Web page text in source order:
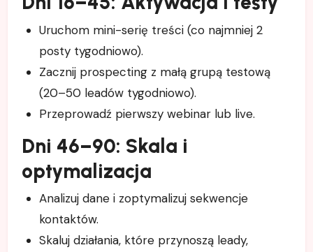
Uruchom mini-serię treści (co najmniej 2
posty tygodniowo).
Zacznij prospecting z małą grupą testową
(20–50 leadów tygodniowo).
Przeprowadź pierwszy webinar lub live.
Dni 46–90: Skala i
optymalizacja
Analizuj dane i zoptymalizuj sekwencje
kontaktów.
Skaluj działania, które przynoszą leady,